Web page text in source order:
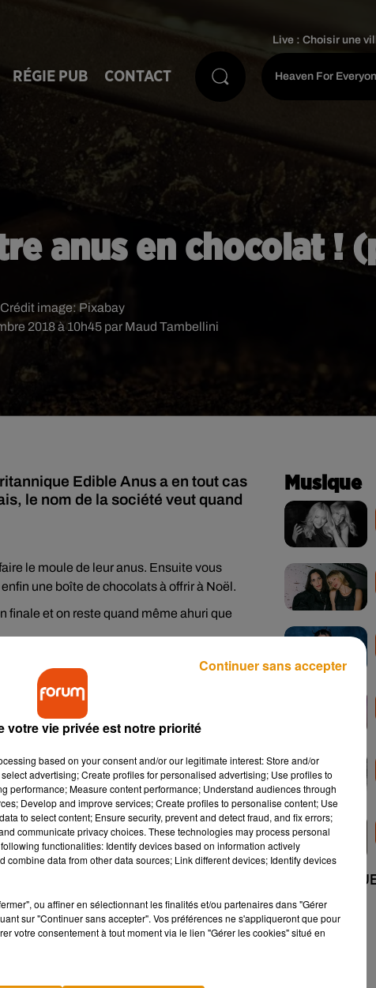
RÉGIE PUB CONTACT
Live :Choisir une
Heaven For
anus en chocolat !
2018 à 10h45 par Maud Tambellini
Crédit image: Pixabay
Edible Anus a en tout cas
le nom de la société veut quand
le moule de leur anus. Ensuite vous
une boîte de chocolats à offrir à Noël.
finale et on reste quand même ahuri que
Musique
+ DE
votre vie privée est notre priorité
based on your consent and/or our legitimate interest: Store and/or
advertising; Create profiles for personalised advertising; Use profiles to
performance; Measure content performance; Understand audiences through
Develop and improve services; Create profiles to personalise content; Use
to select content; Ensure security, prevent and detect fraud, and fix errors;
communicate privacy choices. These technologies may process personal
functionalities: Identify devices based on information actively
data from other data sources; Link different devices; Identify devices
ou affiner en sélectionnant les finalités et/ou partenaires dans "Gérer
sur "Continuer sans accepter". Vos préférences ne s'appliqueront que pour
votre consentement à tout moment via le lien "Gérer les cookies" situé en
Continuer sans accepter